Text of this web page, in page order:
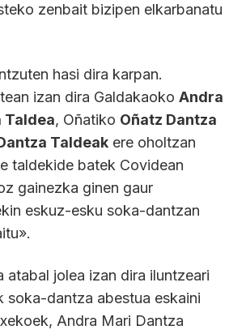
zenbait bizipen elkarbanatu
hasi dira karpan.
izan dira Galdakaoko Andra
Taldea, Oñatiko Oñatz Dantza
Taldeak ere oholtzan
taldekide batek Covidean
gainezka ginen gaur
eskuz-esku soka-dantzan
atabal jolea izan dira iluntzeari
soka-dantza abestua eskaini
Andra Mari Dantza